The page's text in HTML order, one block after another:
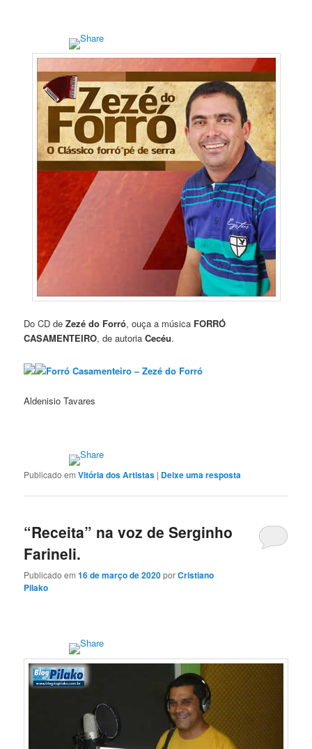
Do CD deZezé do Forró, ouça a música FORRÓ
CASAMENTEIRO, de autoriaCecéu.
Forró Casamenteiro – Zezé do Forró
Aldenisio Tavares
Publicado em Vitória dos Artistas | Deixe uma resposta
“Receita” na voz de Serginho
Farineli.
Publicado em16 de março de 2020porCristiano
Pilako